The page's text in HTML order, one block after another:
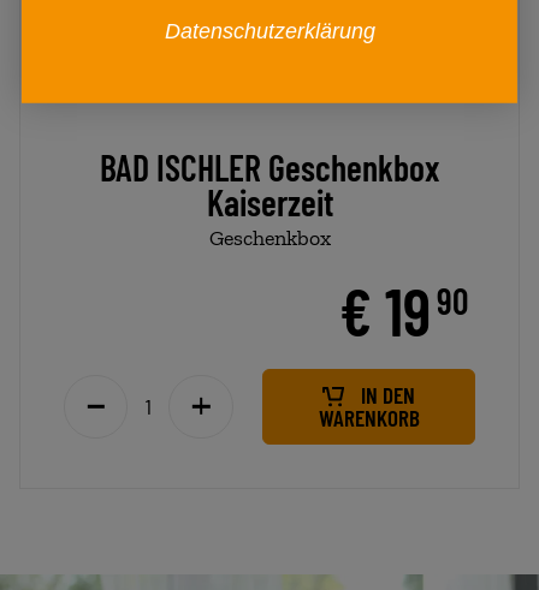
BAD ISCHLER Geschenkbox
Kaiserzeit
Geschenkbox
€ 1990
WARENKORB
Datenschutzerklärung